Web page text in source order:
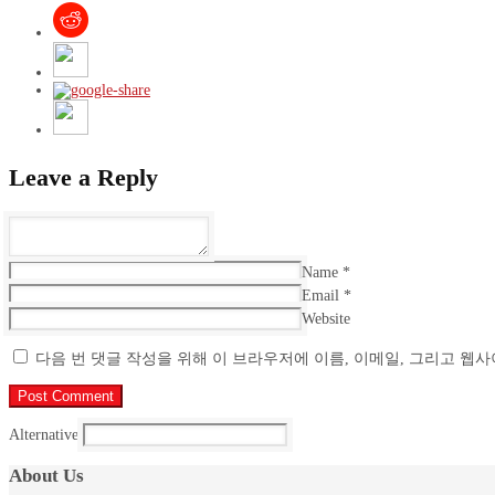
Leave a Reply
Name *
Email *
Website
다음 번 댓글 작성을 위해 이 브라우저에 이름, 이메일, 그리고 웹
Alternative:
About Us